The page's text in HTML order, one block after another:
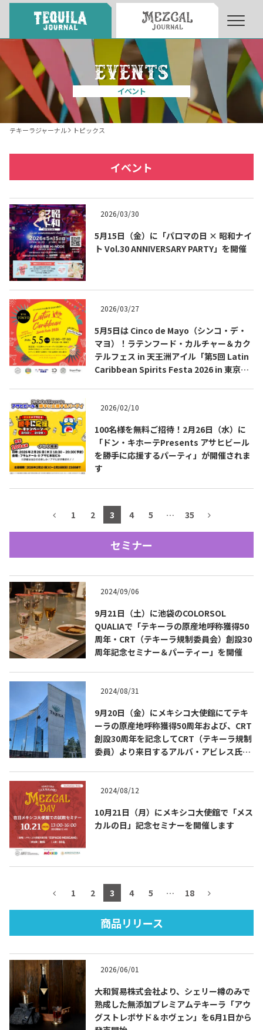
About About Tequila Journal
テキーラとは What’s Tequila
テキーラマーケット
テキーラの飲み方 How to Drink Tequila
メキシコ料理 Cuisines of Mexico
メキシコ旅行 Travel of Mexico
メキシコの記念日
トピックス一覧
お問合せ バー＆レストラン
Tequila Journal SNS 在日メキシコ大使館 SNS
テキーラのつくり方 テキーラマーケット
メキシコ料理
メキシコの記念日 トピックス
イベント
テキーラジャーナル トピックス
イベント
2026/03/30
5月15日（金）に「パロマの日 × 昭和ナイ
ト Vol.30 ANNIVERSARY PARTY」を開催
2026/03/27
5月5日は Cinco de Mayo（シンコ・デ・
マヨ）！ラテンフード・カルチャー＆カク
テルフェス in 天王洲アイル「第5回 Latin
Caribbean Spirits Festa 2026 in 東京」
2026/02/10
100名様を無料ご招待！2月26日（水）に
「ドン・キホーテPresents アサヒビール
を勝手に応援するパーティ」が開催されま
す
1 2 3 4 5 … 35
セミナー
2024/09/06
9月21日（土）に池袋のCOLORSOL
QUALIAで「テキーラの原産地呼称獲得50
周年・CRT（テキーラ規制委員会）創設30
周年記念セミナー＆パーティー」を開催
2024/08/31
9月20日（金）にメキシコ大使館にてテキ
ーラの原産地呼称獲得50周年および、CRT
創設30周年を記念してCRT（テキーラ規制
委員）より来日するアルバ・アビレス氏を
2024/08/12
10月21日（月）にメキシコ大使館で「メス
カルの日」記念セミナーを開催します
1 2 3 4 5 … 18
商品リリース
2026/06/01
大和貿易株式会社より、シェリー樽のみで
熟成した無添加プレミアムテキーラ「アウ
グストレポサド＆ホヴェン」を6月1日から